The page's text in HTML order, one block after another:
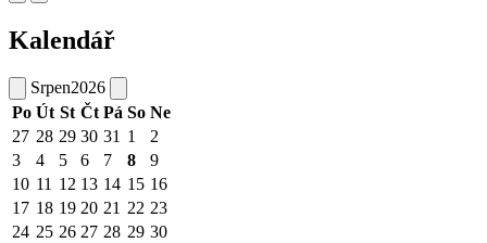
Kalendář
Srpen2026
Po Út St Čt Pá So Ne
27 28 29 30 31 1
2
3
4 5 6 7 8
9
10 11 12 13 14 15 16
17 18 19 20 21 22 23
24 25 26 27 28 29 30